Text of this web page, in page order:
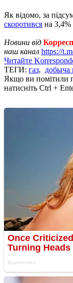
Як відомо, за
скоротився на 3,4%
Новини від
наш канал https://
Читайте
ТЕГИ: газ, добыча
Якщо ви помітили
натисніть Ctrl +